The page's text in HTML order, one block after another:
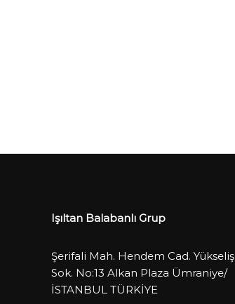
Işıltan Balabanlı Grup
Şerifali Mah. Hendem Cad. Yükseliş
Sok. No:13 Alkan Plaza Ümraniye/
İSTANBUL TÜRKİYE